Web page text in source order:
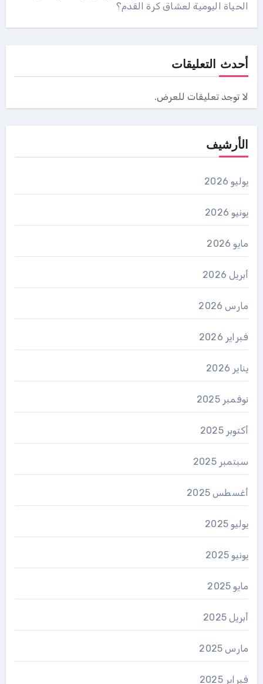
الحياة اليومية لعشاق كرة القدم؟
أحدث التعليقات
لا توجد تعليقات للعرض.
الأرشيف
يوليو 2026
يونيو 2026
مايو 2026
أبريل 2026
مارس 2026
فبراير 2026
يناير 2026
نوفمبر 2025
أكتوبر 2025
سبتمبر 2025
أغسطس 2025
يوليو 2025
يونيو 2025
مايو 2025
أبريل 2025
مارس 2025
فبراير 2025